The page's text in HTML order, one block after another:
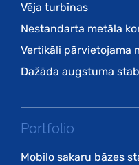
Vēja turbīnas
Nestandarta metāla
Vertikāli pārvietojama
Dažāda augstuma
Portfolio
Mobilo sakaru bāzes